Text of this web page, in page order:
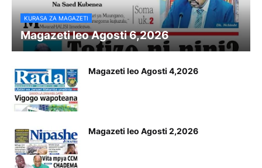
KURASA ZA MAGAZETI
Magazeti leo Agosti 6,2026
Magazeti leo Agosti 4,2026
Magazeti leo Agosti 2,2026